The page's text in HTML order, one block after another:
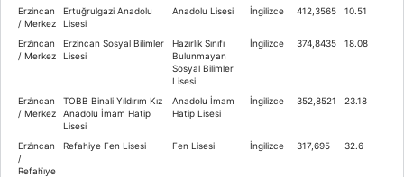
Erzincan
/ Merkez
Ertuğrulgazi Anadolu
Lisesi
Anadolu Lisesi İngilizce 412,3565 10.51
Erzi̇ncan
/ Merkez
Erzincan Sosyal Bilimler
Lisesi
Hazırlık Sınıfı
Bulunmayan
Sosyal Bilimler
Lisesi
İngilizce 374,8435 18.08
Erzi̇ncan
/ Merkez
TOBB Binali Yıldırım Kız
Anadolu İmam Hatip
Lisesi
Anadolu İmam
Hatip Lisesi
İngilizce 352,8521 23.18
Erzi̇ncan
/
Refahi̇ye
Refahiye Fen Lisesi Fen Lisesi İngilizce 317,695 32.6